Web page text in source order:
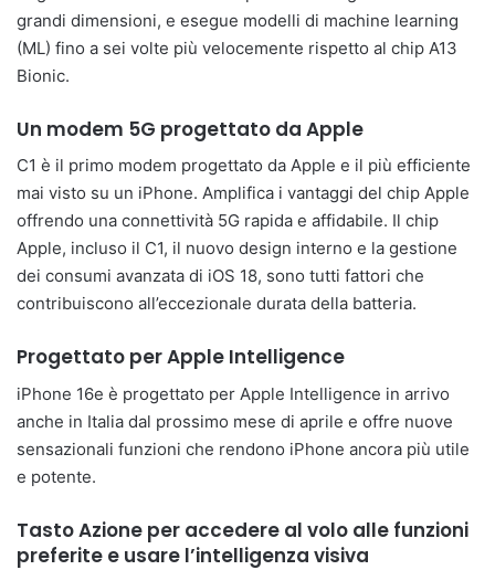
grandi dimensioni, e esegue modelli di machine learning
(ML) fino a sei volte più velocemente rispetto al chip A13
Bionic.
Un modem 5G progettato da Apple
C1 è il primo modem progettato da Apple e il più efficiente
mai visto su un iPhone. Amplifica i vantaggi del chip Apple
offrendo una connettività 5G rapida e affidabile. Il chip
Apple, incluso il C1, il nuovo design interno e la gestione
dei consumi avanzata di iOS 18, sono tutti fattori che
contribuiscono all’eccezionale durata della batteria.
Progettato per Apple Intelligence
iPhone 16e è progettato per Apple Intelligence in arrivo
anche in Italia dal prossimo mese di aprile e offre nuove
sensazionali funzioni che rendono iPhone ancora più utile
e potente.
Tasto Azione per accedere al volo alle funzioni
preferite e usare l’intelligenza visiva